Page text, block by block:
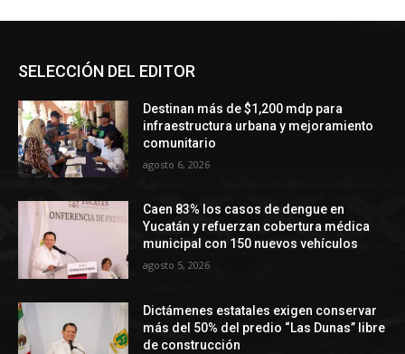
SELECCIÓN DEL EDITOR
Destinan más de $1,200 mdp para
infraestructura urbana y mejoramiento
comunitario
agosto 6, 2026
Caen 83% los casos de dengue en
Yucatán y refuerzan cobertura médica
municipal con 150 nuevos vehículos
agosto 5, 2026
Dictámenes estatales exigen conservar
más del 50% del predio “Las Dunas” libre
de construcción